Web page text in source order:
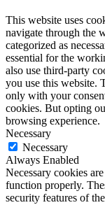
This website uses
navigate through the
categorized as
essential for the
also use third-party
you use this website.
only with your
cookies. But opting
browsing experience.
Necessary
Necessary
Always Enabled
Necessary cookies
function properly.
security features of